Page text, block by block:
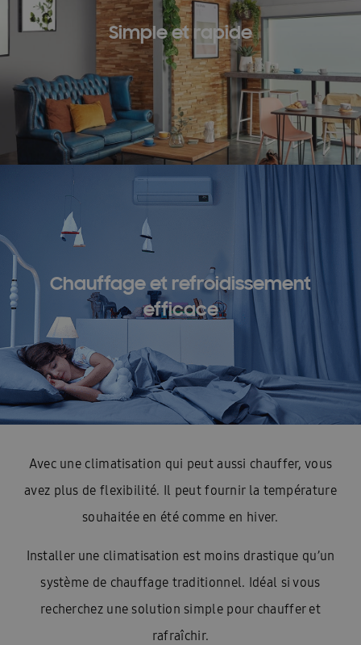
Simple et rapide
Chauffage et refroidissement
efficace
Avec une climatisation qui peut aussi chauffer, vous
avez plus de flexibilité. Il peut fournir la température
souhaitée en été comme en hiver.
Installer une climatisation est moins drastique qu’un
système de chauffage traditionnel. Idéal si vous
recherchez une solution simple pour chauffer et
rafraîchir.